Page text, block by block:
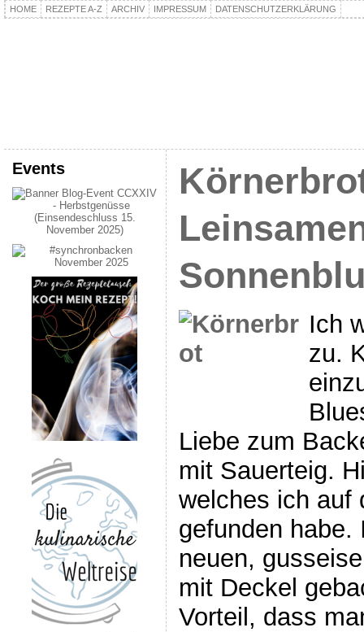
HOME REZEPTE A-Z ARCHIV IMPRESSUM DATENSCHUTZERKLÄRUNG
Events
Ich
zu.
Liebe zum
mit Sauerteig.
welches ich auf
gefunden habe.
neuen,
mit Deckel
Vorteil, dass